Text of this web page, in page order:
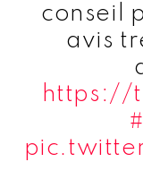
conseil
avis
https://